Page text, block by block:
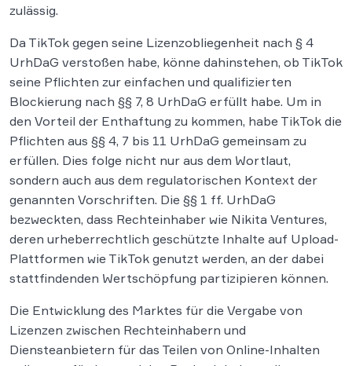
zulässig.
Da TikTok gegen seine Lizenzobliegenheit nach § 4
UrhDaG verstoßen habe, könne dahinstehen, ob TikTok
seine Pflichten zur einfachen und qualifizierten
Blockierung nach §§ 7, 8 UrhDaG erfüllt habe. Um in
den Vorteil der Enthaftung zu kommen, habe TikTok die
Pflichten aus §§ 4, 7 bis 11 UrhDaG gemeinsam zu
erfüllen. Dies folge nicht nur aus dem Wortlaut,
sondern auch aus dem regulatorischen Kontext der
genannten Vorschriften. Die §§ 1 ff. UrhDaG
bezweckten, dass Rechteinhaber wie Nikita Ventures,
deren urheberrechtlich geschützte Inhalte auf Upload-
Plattformen wie TikTok genutzt werden, an der dabei
stattfindenden Wertschöpfung partizipieren können.
Die Entwicklung des Marktes für die Vergabe von
Lizenzen zwischen Rechteinhabern und
Diensteanbietern für das Teilen von Online-Inhalten